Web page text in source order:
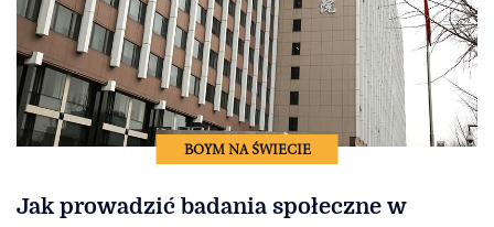
BOYM NA ŚWIECIE
Jak prowadzić badania społeczne w